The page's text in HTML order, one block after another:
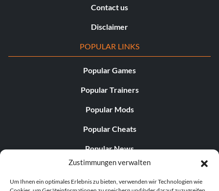
Zustimmungen verwalten
Um Ihnen ein optimales Erlebnis zu bieten, verwenden wir Technologien wie
Contact us
Disclaimer
POPULAR LINKS
Popular Games
Popular Trainers
Popular Mods
Popular Cheats
Popular News
Popular Editorials
Popular Free Games